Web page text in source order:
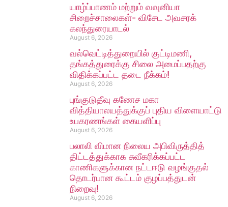
யாழ்ப்பாணம் மற்றும் வவுனியா
சிறைச்சாலைகள்- விசேட அவசரக்
கலந்துரையாடல்
August 6, 2026
வல்வெட்டித்துறையில் குட்டிமணி,
தங்கத்துரைக்கு சிலை அமைப்பதற்கு
விதிக்கப்பட்ட தடை நீக்கம்!
August 6, 2026
புங்குடுதீவு கணேச மகா
வித்தியாலயத்துக்குப் புதிய விளையாட்டு
உபகரணங்கள் கையளிப்பு
August 6, 2026
பலாலி விமான நிலைய அபிவிருத்தித்
திட்டத்துக்காக சுவீகரிக்கப்பட்ட
காணிகளுக்கான நட்டஈடு வழங்குதல்
தொடர்பான கூட்டம் குழப்பத்துடன்
நிறைவு!
August 6, 2026